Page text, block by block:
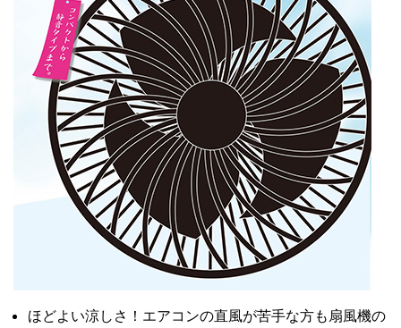
ほどよい涼しさ！エアコンの直風が苦手な方も扇風機の